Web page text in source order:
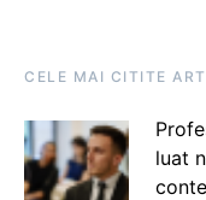
CELE MAI CITITE
luat